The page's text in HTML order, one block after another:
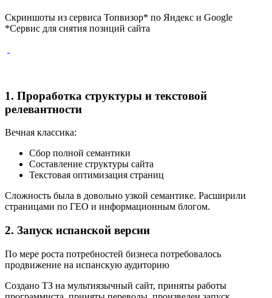
Скриншоты из сервиса Топвизор* по Яндекс и Google
*Сервис для снятия позиций сайта
1. Проработка структуры и текстовой
релевантности
Вечная классика:
Сбор полной семантики
Составление структуры сайта
Текстовая оптимизация страниц
Сложность была в довольно узкой семантике. Расширили
страницами по ГЕО и информационным блогом.
2. Запуск испанской версии
По мере роста потребностей бизнеса потребовалось
продвижение на испанскую аудиторию
Создано ТЗ на мультиязычный сайт, приняты работы